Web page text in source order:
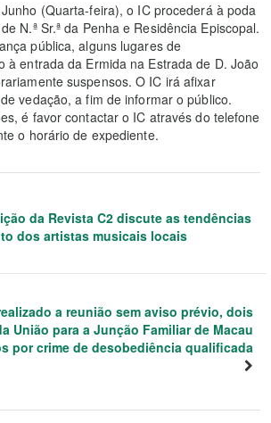
(Quarta-feira), o IC procederá à poda
N.ª Sr.ª da Penha e Residência Episcopal.
pública, alguns lugares de
à entrada da Ermida na Estrada de D. João
suspensos. O IC irá afixar
vedação, a fim de informar o público.
é favor contactar o IC através do telefone
o horário de expediente.
da Revista C2 discute as tendências
dos artistas musicais locais
a reunião sem aviso prévio, dois
União para a Junção Familiar de Macau
por crime de desobediência qualificada